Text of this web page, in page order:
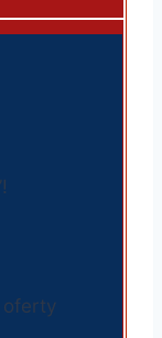
oferty